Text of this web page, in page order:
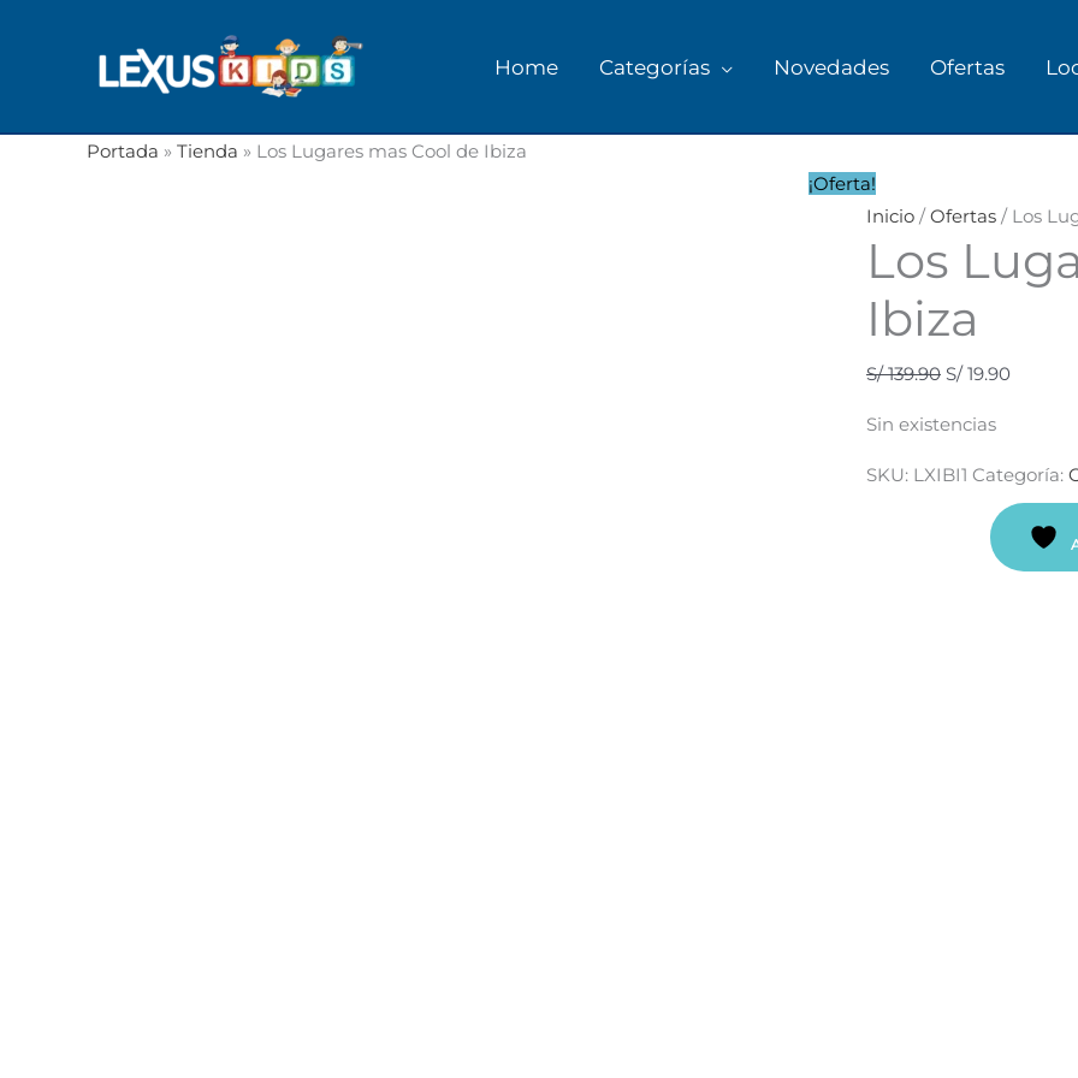
Home Categorías Novedades Ofertas
Portada » Tienda » Los Lugares mas Cool de Ibiza
¡Oferta!
Inicio /Ofertas / Los
Los
Ibiza
S/139.90
original
era:
S/ 139.90.
S/19.90
actual
es:
S/ 19.90.
Sin existencias
SKU: LXIBI1 Categoría: